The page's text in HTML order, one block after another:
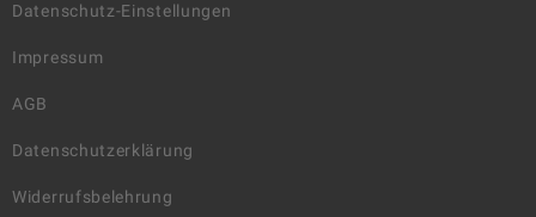
Datenschutz-Einstellungen
Impressum
AGB
Datenschutzerklärung
Widerrufsbelehrung